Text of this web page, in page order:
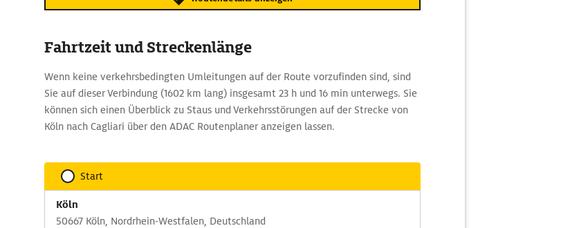
Fahrtzeit und Streckenlänge
Wenn keine verkehrsbedingten Umleitungen auf der Route vorzufinden sind, sind
Sie auf dieser Verbindung (1602 km lang) insgesamt 23 h und 16 min unterwegs. Sie
können sich einen Überblick zu Staus und Verkehrsstörungen auf der Strecke von
Köln nach Cagliari über den ADAC Routenplaner anzeigen lassen.
Start
Köln
50667 Köln, Nordrhein-Westfalen, Deutschland